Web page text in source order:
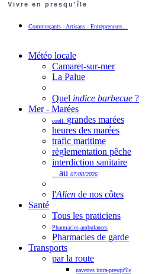
Vivre en presqu'île
Commerçants - Artisans - Entrepreneurs...
Météo locale
Camaret-sur-mer
La Palue
Quel indice barbecue ?
Mer - Marées
coeff. grandes marées
heures des marées
trafic maritime
règlementation pêche
interdiction sanitaire
au 07/08/2026
l'Alien de nos côtes
Santé
Tous les praticiens
Pharmacies-ambulances
Pharmacies de garde
Transports
par la route
navettes intra-presqu'île